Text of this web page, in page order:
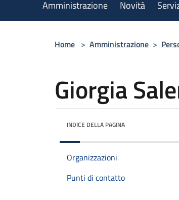
Amministrazione Novità
Home > Amministrazione >
Giorgia
INDICE DELLA PAGINA
Organizzazioni
Punti di contatto